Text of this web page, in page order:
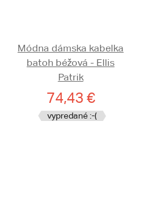
Módna dámska kabelka
batoh béžová - Ellis
Patrik
74,43 €
vypredané :-(